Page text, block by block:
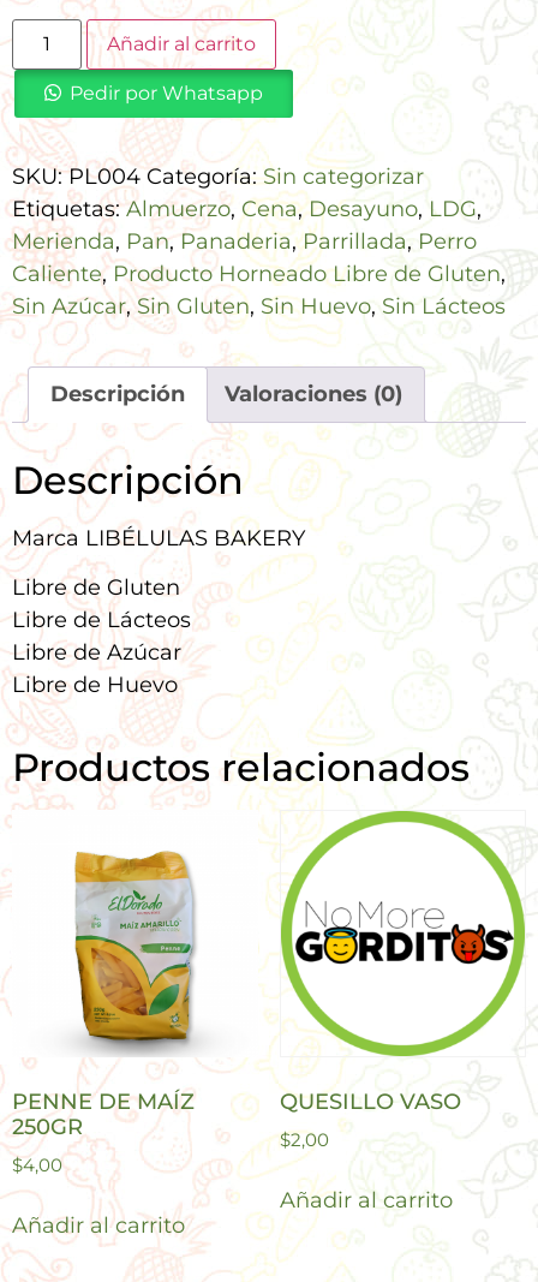
Añadir al carrito
Pedir por Whatsapp
SKU:PL004 Categoría:Sin categorizar
Etiquetas:Almuerzo, Cena,Desayuno, LDG,
Merienda, Pan, Panaderia,Parrillada, Perro
Caliente, Producto Horneado Libre de Gluten,
Sin Azúcar,Sin Gluten, Sin Huevo, Sin Lácteos
Descripción Valoraciones (0)
Descripción
Marca LIBÉLULAS BAKERY
Libre de Gluten
Libre de Lácteos
Libre de Azúcar
Libre de Huevo
Productos relacionados
PENNE DE MAÍZ
250GR
$4,00
Añadir al carrito
QUESILLO VASO
$2,00
Añadir al carrito